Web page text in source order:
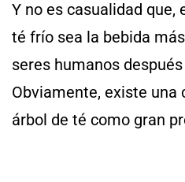
Y no es casualidad que,
té frío sea la bebida
seres humanos
Obviamente, existe una
árbol de té como gran